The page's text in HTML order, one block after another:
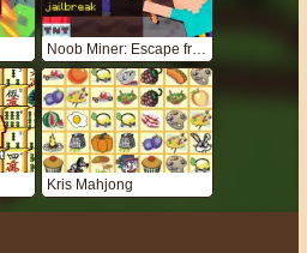
Noob Miner: Escape from Prison
Kris Mahjong